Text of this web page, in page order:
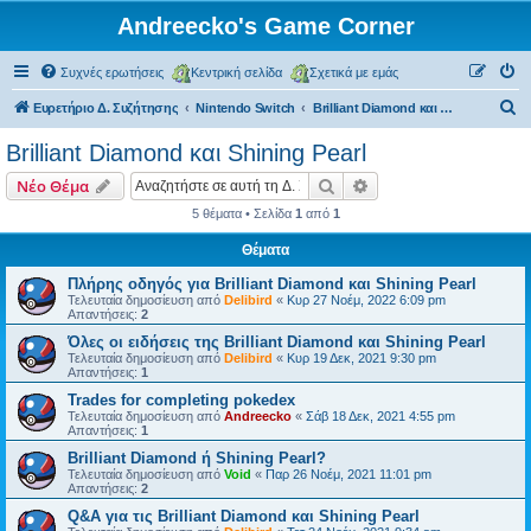
Andreecko's Game Corner
Συχνές ερωτήσεις Κεντρική σελίδα Σχετικά με εμάς
Ευρετήριο Δ. Συζήτησης Nintendo Switch Brilliant Diamond και Shining Pearl
Brilliant Diamond και Shining Pearl
Νέο Θέμα Αναζήτηση
5 θέματα • Σελίδα 1 από 1
Θέματα
Πλήρης οδηγός για Brilliant Diamond και Shining Pearl
Τελευταία δημοσίευση από Delibird « Κυρ 27 Νοέμ, 2022 6:09 pm
Απαντήσεις: 2
Όλες οι ειδήσεις της Brilliant Diamond και Shining Pearl
Τελευταία δημοσίευση από Delibird « Κυρ 19 Δεκ, 2021 9:30 pm
Απαντήσεις: 1
Trades for completing pokedex
Τελευταία δημοσίευση από Andreecko « Σάβ 18 Δεκ, 2021 4:55 pm
Απαντήσεις: 1
Brilliant Diamond ή Shining Pearl?
Τελευταία δημοσίευση από Void « Παρ 26 Νοέμ, 2021 11:01 pm
Απαντήσεις: 2
Q&A για τις Brilliant Diamond και Shining Pearl